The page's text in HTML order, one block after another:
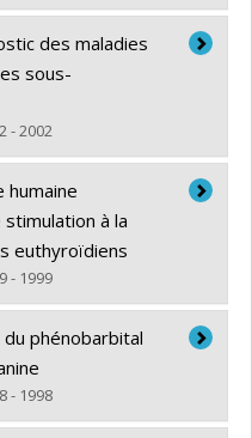
des maladies
sous-
- 2002
à la
euthyroïdiens
- 1999
phénobarbital
- 1998